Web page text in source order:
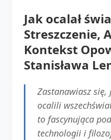
Jak ocalał
Streszczenie,
Kontekst
Stanisława
Zastanawiasz
ocalili
to fascynująca
technologii i